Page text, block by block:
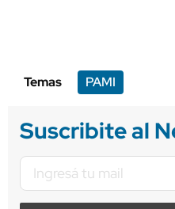
Temas PAMI
Suscribite al